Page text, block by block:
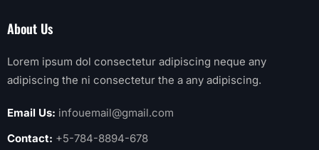
About Us
Lorem ipsum dol consectetur adipiscing neque any
adipiscing the ni consectetur the a any adipiscing.
Email Us: infouemail@gmail.com
Contact: +5-784-8894-678